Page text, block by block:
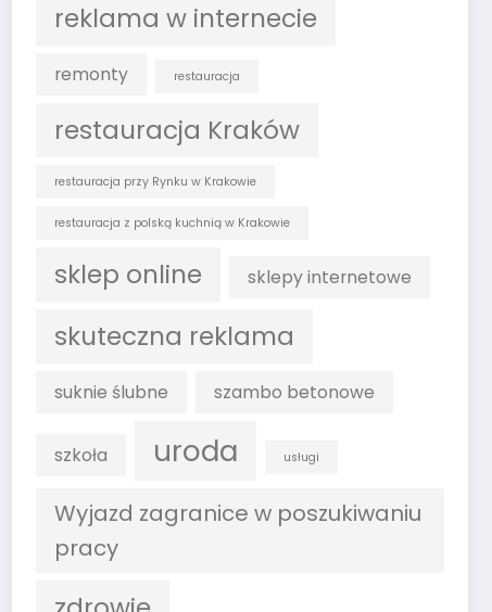
reklama w internecie
remonty restauracja
restauracja Kraków
restauracja przy Rynku w Krakowie
restauracja z polską kuchnią w Krakowie
sklep online sklepy internetowe
skuteczna reklama
suknie ślubne szambo betonowe
szkoła uroda usługi
Wyjazd zagranice w poszukiwaniu
pracy